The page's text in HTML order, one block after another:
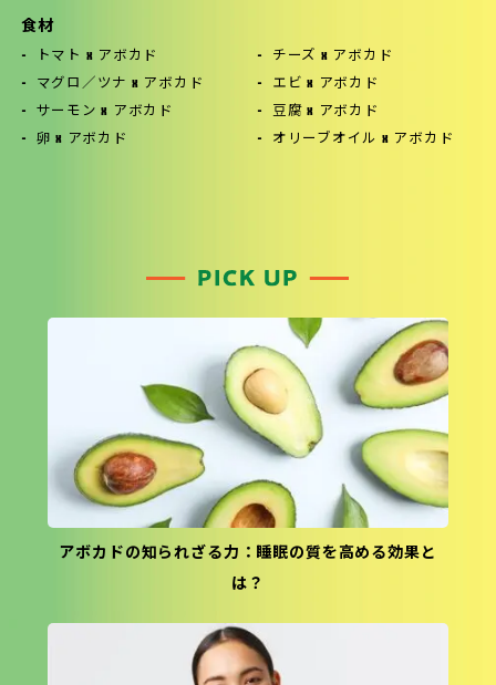
食材
トマト x アボカド チーズ x アボカド
マグロ／ツナ x アボカド エビ x アボカド
サーモン x アボカド 豆腐 x アボカド
卵 x アボカド オリーブオイル x アボカド
アボカドの知られざる力：睡眠の質を高める効果と
は？